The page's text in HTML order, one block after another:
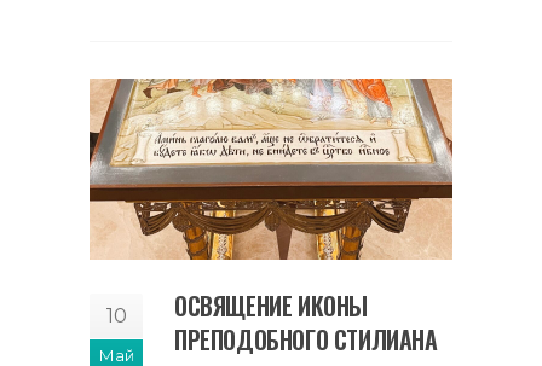
10
Май
ОСВЯЩЕНИЕ ИКОНЫ
ПРЕПОДОБНОГО СТИЛИАНА